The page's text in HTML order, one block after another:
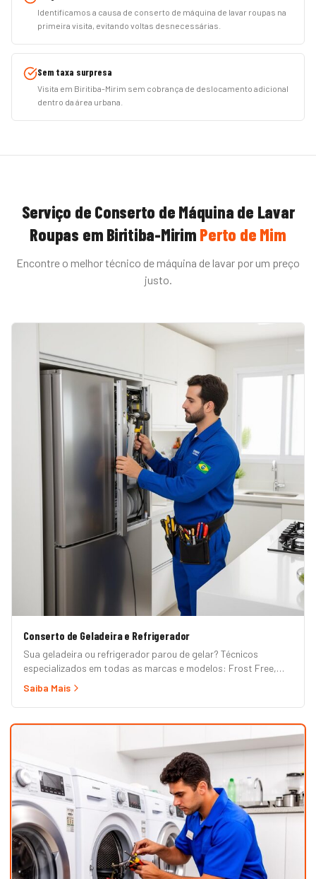
Identificamos a causa de conserto de máquina de lavar roupas na
primeira visita, evitando voltas desnecessárias.
Sem taxa surpresa
Visita em Biritiba-Mirim sem cobrança de deslocamento adicional
dentro da área urbana.
Serviço de Conserto de Máquina de Lavar
Roupas em Biritiba-Mirim Perto de Mim
Encontre o melhor técnico de máquina de lavar por um preço
justo.
Conserto de Geladeira e Refrigerador
Sua geladeira ou refrigerador parou de gelar? Técnicos
especializados em todas as marcas e modelos: Frost Free,
Duplex, Side by Side, French Door, Inverter e convencional.
Saiba Mais